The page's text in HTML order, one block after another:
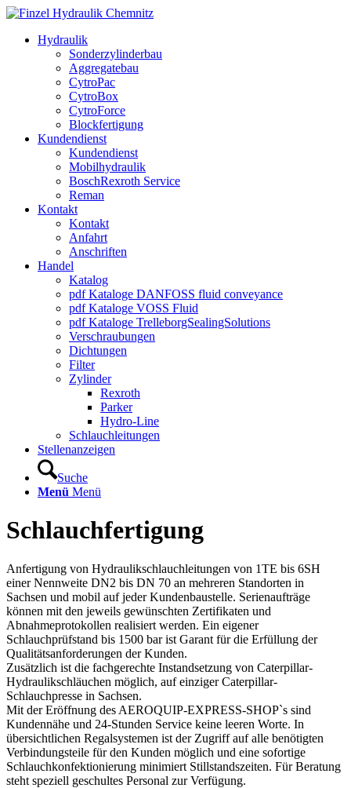
Hydraulik
Sonderzylinderbau
Aggregatebau
CytroPac
CytroBox
CytroForce
Blockfertigung
Kundendienst
Kundendienst
Mobilhydraulik
BoschRexroth Service
Reman
Kontakt
Kontakt
Anfahrt
Anschriften
Handel
Katalog
pdf Kataloge DANFOSS fluid conveyance
pdf Kataloge VOSS Fluid
pdf Kataloge TrelleborgSealingSolutions
Verschraubungen
Dichtungen
Filter
Zylinder
Rexroth
Parker
Hydro-Line
Schlauchleitungen
Stellenanzeigen
Suche
Menü Menü
Schlauchfertigung
Anfertigung von Hydraulikschlauchleitungen von 1TE bis 6SH
einer Nennweite DN2 bis DN 70 an mehreren Standorten in
Sachsen und mobil auf jeder Kundenbaustelle. Serienaufträge
können mit den jeweils gewünschten Zertifikaten und
Abnahmeprotokollen realisiert werden. Ein eigener
Schlauchprüfstand bis 1500 bar ist Garant für die Erfüllung der
Qualitätsanforderungen der Kunden.
Zusätzlich ist die fachgerechte Instandsetzung von Caterpillar-
Hydraulikschläuchen möglich, auf einziger Caterpillar-
Schlauchpresse in Sachsen.
Mit der Eröffnung des AEROQUIP-EXPRESS-SHOP`s sind
Kundennähe und 24-Stunden Service keine leeren Worte. In
übersichtlichen Regalsystemen ist der Zugriff auf alle benötigten
Verbindungsteile für den Kunden möglich und eine sofortige
Schlauchkonfektionierung minimiert Stillstandszeiten. Für Beratung
steht speziell geschultes Personal zur Verfügung.